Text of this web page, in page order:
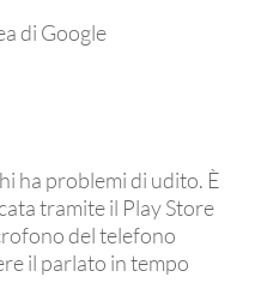
di Google
ha problemi di udito. È
tramite il Play Store
del telefono
il parlato in tempo